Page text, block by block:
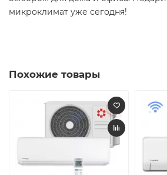
микроклимат уже сегодня!
Похожие товары